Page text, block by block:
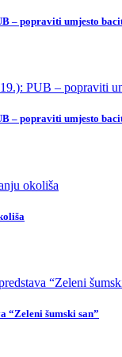
– popraviti umjesto
– popraviti umjesto
“Zeleni šumski san”